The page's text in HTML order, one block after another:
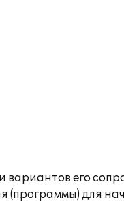
вариантов его
для